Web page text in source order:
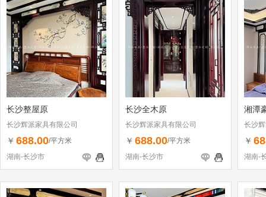
长沙整屋原
长沙辉派家具有限公司
￥ 688.00/平方米
湖南-长沙市
长沙全木原
长沙辉派家具有限公司
￥ 688.00/平方米
湖南-长沙市
湘潭
长沙
￥
湖南-